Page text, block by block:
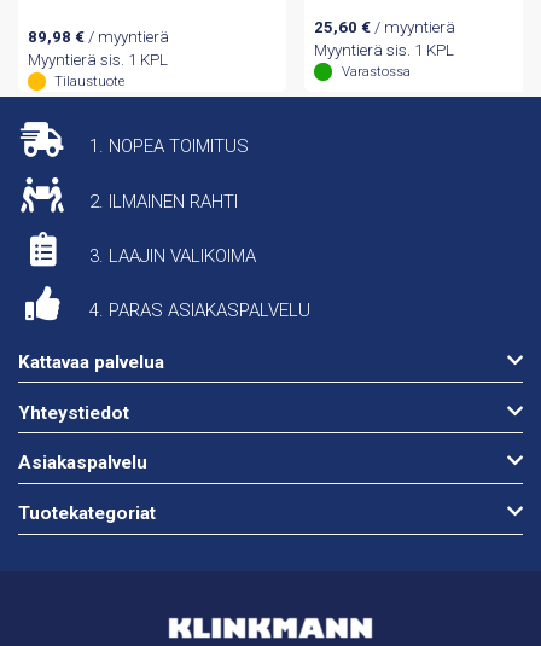
89,98 €/ myyntierä
Myyntierä sis. 1 KPL
Tilaustuote
25,60 € / myyntierä
Myyntierä sis. 1 KPL
Varastossa
1. NOPEA TOIMITUS
2. ILMAINEN RAHTI
3. LAAJIN VALIKOIMA
4. PARAS ASIAKASPALVELU
Kattavaa palvelua
Yhteystiedot
Asiakaspalvelu
Tuotekategoriat